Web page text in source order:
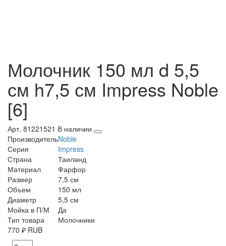
Молочник 150 мл d 5,5
см h7,5 см Impress Noble
[6]
Арт. 81221521 В наличии
ПроизводительNoble
Серия
Impress
Страна
Таиланд
Материал
Фарфор
Размер
7,5 см
Объем
150 мл
Диаметр
5,5 см
Мойка в П/М
Да
Тип товара
Молочники
770 ₽ RUB